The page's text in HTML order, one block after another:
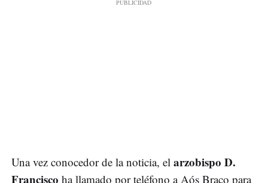
Una vez conocedor de la noticia, el arzobispo D.
Francisco ha llamado por teléfono a Aós Braco para